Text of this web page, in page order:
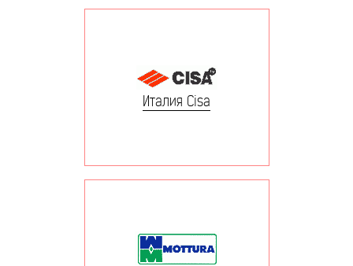
Италия Cisa